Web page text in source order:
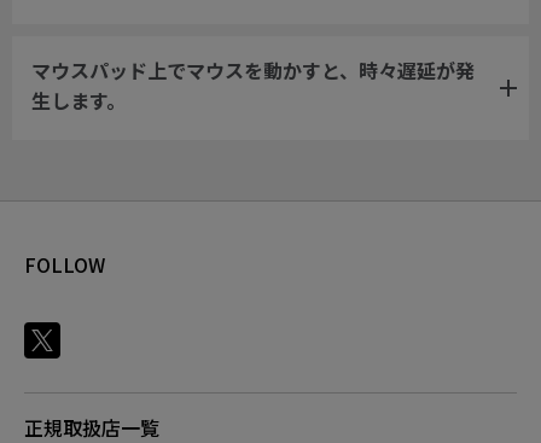
マウスパッド上でマウスを動かすと、時々遅延が発
生します。
FOLLOW
正規取扱店一覧